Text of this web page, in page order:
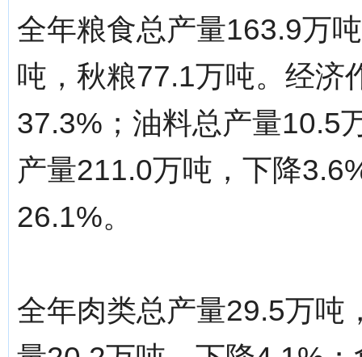
全年粮食总产量163.9万
吨，秋粮77.1万吨。经济
37.3%；油料总产量10.5
产量211.0万吨，下降
26.1%。
全年肉类总产量29.5万吨